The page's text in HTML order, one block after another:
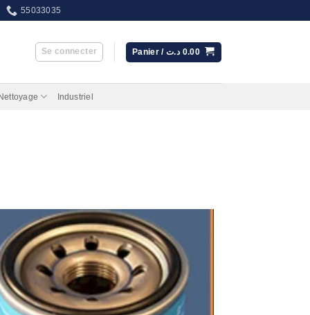
55033035
Se connecter Panier / 0.00 د.ت
Industriel